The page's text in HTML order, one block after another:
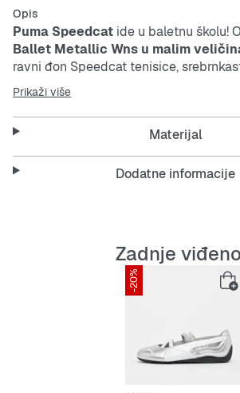
Opis
Puma Speedcat ide u baletnu školu!
Ballet Metallic Wns u malim
ravni đon Speedcat tenisice,
jastučić na peti, bijelu
elastične trake poznate s baletnih
Ove tenisice spajaju sportski stil s
savršene za svaki dan kad želiš
Prikaži više
Materijal
Dodatne informacije
Zadnje viđeno
-20%